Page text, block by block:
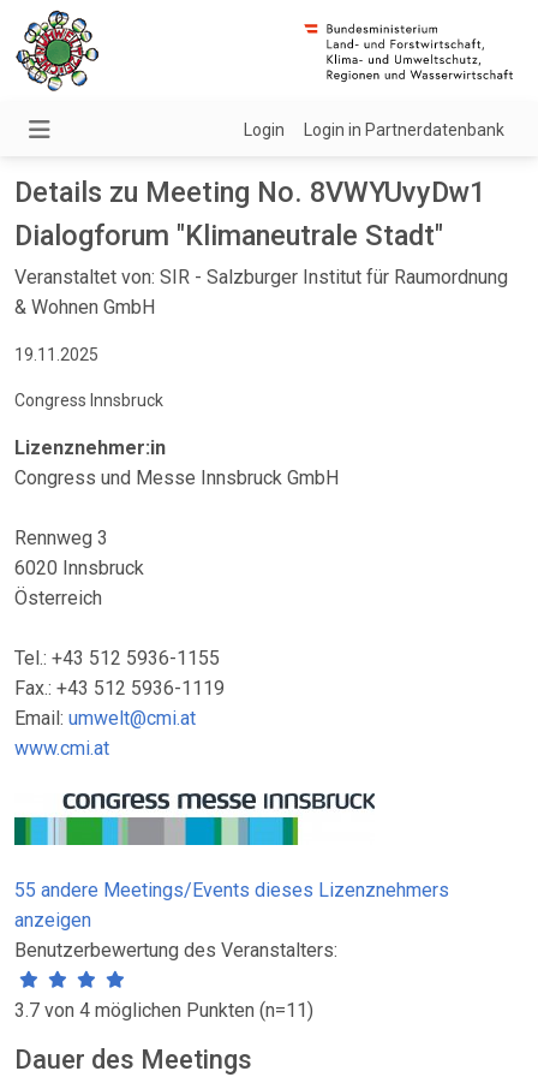
Login Login in Partnerdatenbank
Details zu Meeting No. 8VWYUvyDw1
Dialogforum "Klimaneutrale Stadt"
Veranstaltet von: SIR - Salzburger Institut für Raumordnung
& Wohnen GmbH
19.11.2025
Congress Innsbruck
Lizenznehmer:in
Congress und Messe Innsbruck GmbH
Rennweg 3
6020 Innsbruck
Österreich
Tel.: +43 512 5936-1155
Fax.: +43 512 5936-1119
Email: umwelt@cmi.at
www.cmi.at
55 andere Meetings/Events dieses Lizenznehmers
anzeigen
Benutzerbewertung des Veranstalters:
3.7 von 4 möglichen Punkten (n=11)
Dauer des Meetings